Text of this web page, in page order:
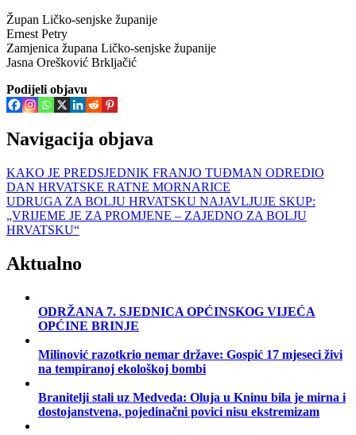
Župan Ličko-senjske županije
Ernest Petry
Zamjenica župana Ličko-senjske županije
Jasna Orešković Brkljačić
Podijeli objavu
Navigacija objava
KAKO JE PREDSJEDNIK FRANJO TUĐMAN ODREDIO
DAN HRVATSKE RATNE MORNARICE
UDRUGA ZA BOLJU HRVATSKU NAJAVLJUJE SKUP:
„VRIJEME JE ZA PROMJENE – ZAJEDNO ZA BOLJU
HRVATSKU“
Aktualno
ODRŽANA 7. SJEDNICA OPĆINSKOG VIJEĆA
OPĆINE BRINJE
Milinović razotkrio nemar države: Gospić 17 mjeseci živi
na tempiranoj ekološkoj bombi
Branitelji stali uz Medveda: Oluja u Kninu bila je mirna i
dostojanstvena, pojedinačni povici nisu ekstremizam